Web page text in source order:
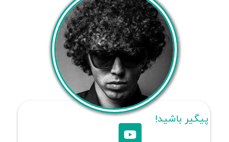
پیگیر باشید!